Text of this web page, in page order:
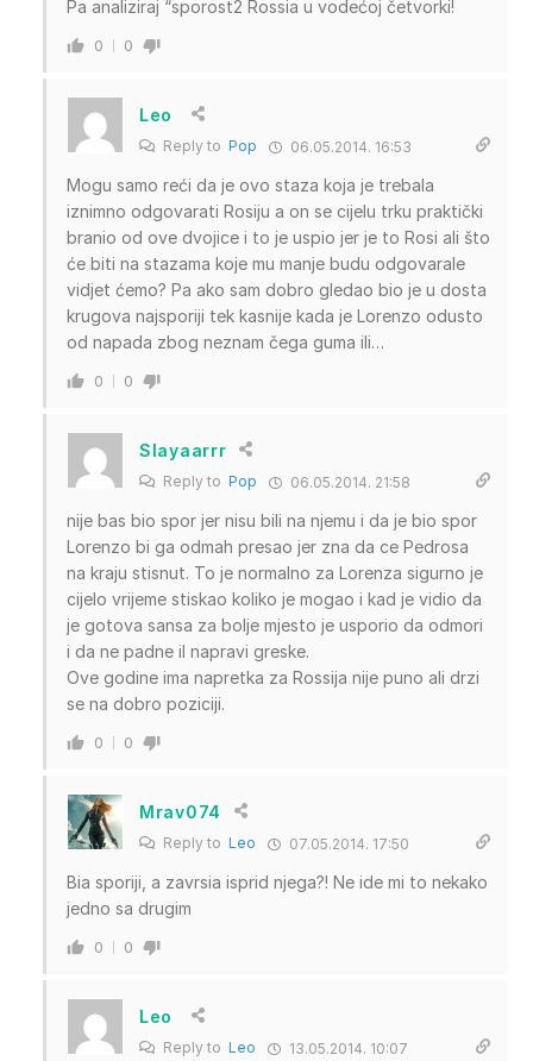
Pa analiziraj “sporost2 Rossia u vodećoj četvorki!
0 0
Leo
Reply to Pop 06.05.2014. 16:53
Mogu samo reći da je ovo staza koja je trebala
iznimno odgovarati Rosiju a on se cijelu trku praktički
branio od ove dvojice i to je uspio jer je to Rosi ali što
će biti na stazama koje mu manje budu odgovarale
vidjet ćemo? Pa ako sam dobro gledao bio je u dosta
krugova najsporiji tek kasnije kada je Lorenzo odusto
od napada zbog neznam čega guma ili…
0 0
Slayaarrr
Reply to Pop 06.05.2014. 21:58
nije bas bio spor jer nisu bili na njemu i da je bio spor
Lorenzo bi ga odmah presao jer zna da ce Pedrosa
na kraju stisnut. To je normalno za Lorenza sigurno je
cijelo vrijeme stiskao koliko je mogao i kad je vidio da
je gotova sansa za bolje mjesto je usporio da odmori
i da ne padne il napravi greske.
Ove godine ima napretka za Rossija nije puno ali drzi
se na dobro poziciji.
0 0
Mrav074
Reply to Leo 07.05.2014. 17:50
Bia sporiji, a zavrsia isprid njega?! Ne ide mi to nekako
jedno sa drugim
0 0
Leo
Reply to Leo 13.05.2014. 10:07